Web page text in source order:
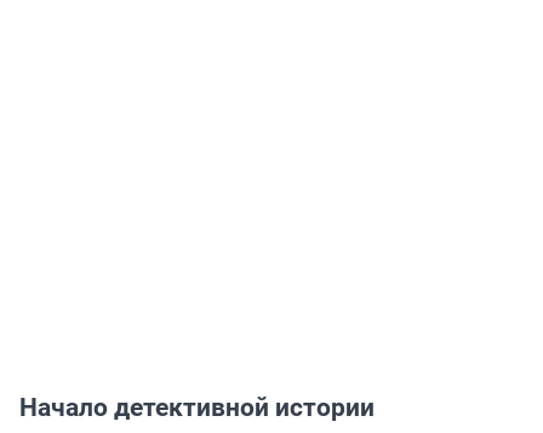
Начало детективной истории